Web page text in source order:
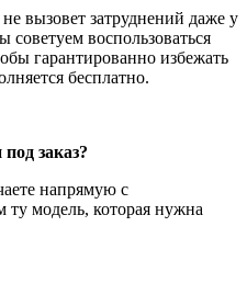
вызовет затруднений даже у
воспользоваться
гарантированно избежать
бесплатно.
заказ?
напрямую с
модель, которая нужна